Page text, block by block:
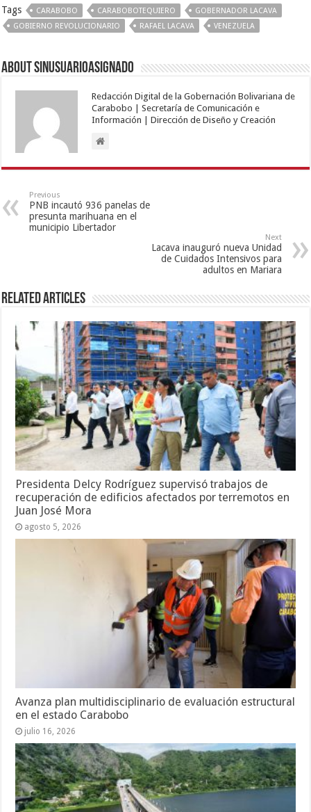
Tags CARABOBO CARABOBOTEQUIERO
GOBERNADOR LACAVA
GOBIERNO REVOLUCIONARIO
RAFAEL LACAVA VENEZUELA
About sinusuarioasignado
Redacción Digital de la Gobernación Bolivariana de
Carabobo | Secretaría de Comunicación e
Información | Dirección de Diseño y Creación
Previous
PNB incautó 936 panelas de
presunta marihuana en el
municipio Libertador
Next
Lacava inauguró nueva Unidad
de Cuidados Intensivos para
adultos en Mariara
Related Articles
Presidenta Delcy Rodríguez supervisó trabajos de
recuperación de edificios afectados por terremotos en
Juan José Mora
agosto 5, 2026
Avanza plan multidisciplinario de evaluación estructural
en el estado Carabobo
julio 16, 2026